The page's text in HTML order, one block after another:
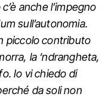
anche l’impegno
sull’autonomia.
piccolo contributo
la ‘ndrangheta,
Io vi chiedo di
da soli non